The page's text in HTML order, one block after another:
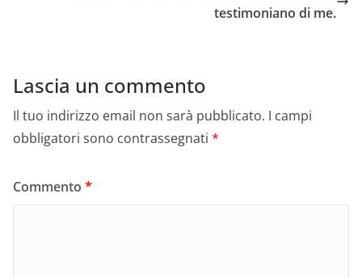
testimoniano di me.
Lascia un commento
Il tuo indirizzo email non sarà pubblicato. I campi
obbligatori sono contrassegnati *
Commento *